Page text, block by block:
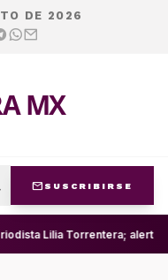
DE 2026
MX
mail SUSCRIBIRSE
Lilia Torrentera; alerta